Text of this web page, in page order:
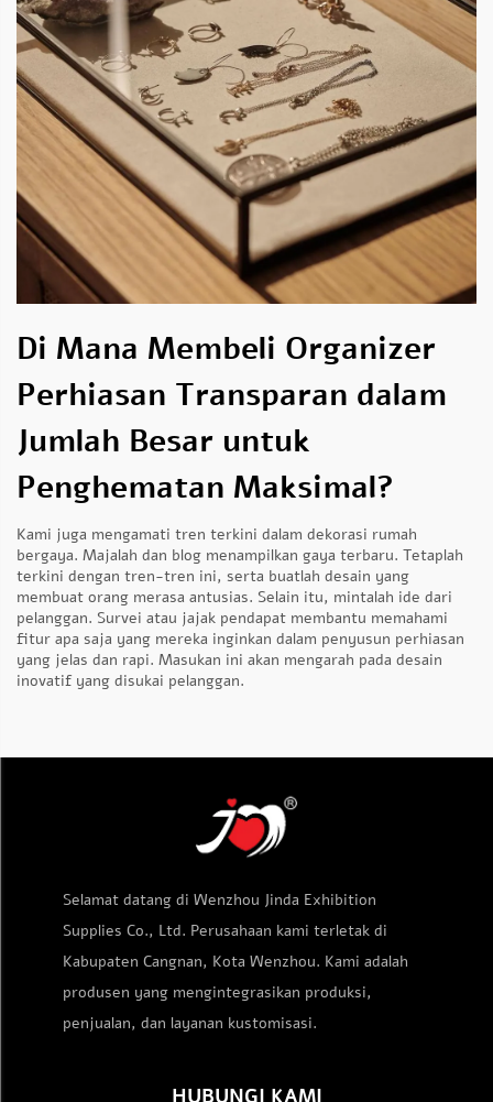
Di Mana Membeli Organizer
Perhiasan Transparan dalam
Jumlah Besar untuk
Penghematan Maksimal?
Kami juga mengamati tren terkini dalam dekorasi rumah
bergaya. Majalah dan blog menampilkan gaya terbaru. Tetaplah
terkini dengan tren-tren ini, serta buatlah desain yang
membuat orang merasa antusias. Selain itu, mintalah ide dari
pelanggan. Survei atau jajak pendapat membantu memahami
fitur apa saja yang mereka inginkan dalam penyusun perhiasan
yang jelas dan rapi. Masukan ini akan mengarah pada desain
inovatif yang disukai pelanggan.
Selamat datang di Wenzhou Jinda Exhibition
Supplies Co., Ltd. Perusahaan kami terletak di
Kabupaten Cangnan, Kota Wenzhou. Kami adalah
produsen yang mengintegrasikan produksi,
penjualan, dan layanan kustomisasi.
HUBUNGI KAMI